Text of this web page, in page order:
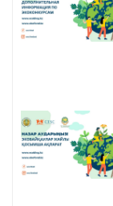
ц
п
о
з